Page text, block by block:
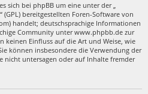
sich bei phpBB um eine unter der „
“ (GPL) bereitgestellten Foren-Software von
handelt; deutschsprachige Informationen
Community unter www.phpbb.de zur
keinen Einfluss auf die Art und Weise, wie
können insbesondere die Verwendung der
nicht untersagen oder auf Inhalte fremder